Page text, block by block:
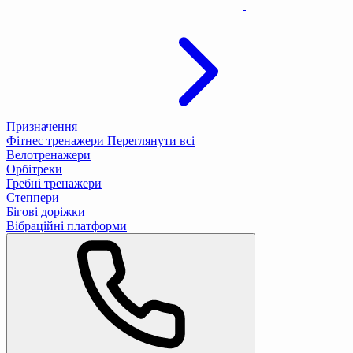
Призначення
Фітнес тренажери Переглянути всі
Велотренажери
Орбітреки
Гребні тренажери
Степпери
Бігові доріжки
Вібраційні платформи